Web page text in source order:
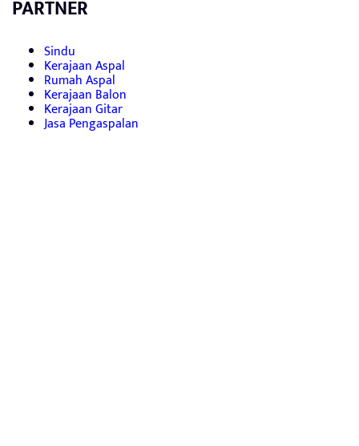
PARTNER
Sindu
Kerajaan Aspal
Rumah Aspal
Kerajaan Balon
Kerajaan Gitar
Jasa Pengaspalan